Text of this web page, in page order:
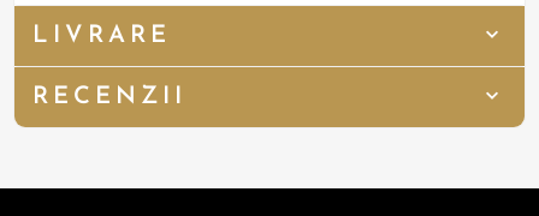
LIVRARE
RECENZII